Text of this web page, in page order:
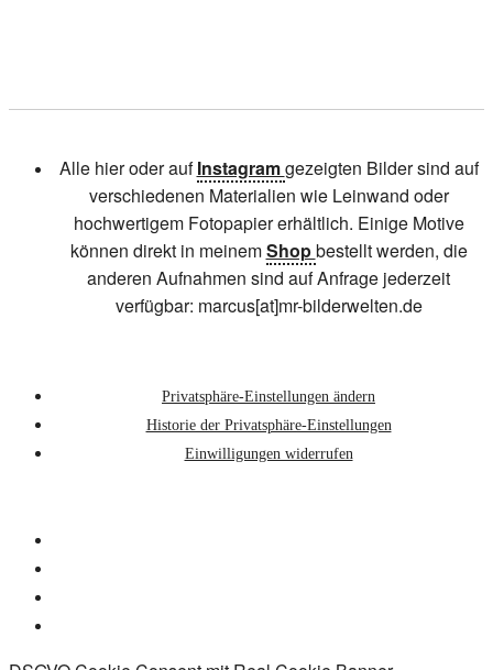
Alle hier oder aufInstagramgezeigten Bilder sind auf
verschiedenen Materialien wie Leinwand oder
hochwertigem Fotopapier erhältlich. Einige Motive
können direkt in meinemShopbestellt werden, die
anderen Aufnahmen sind auf Anfrage jederzeit
verfügbar: marcus[at]mr-bilderwelten.de
Privatsphäre-Einstellungen ändern
Historie der Privatsphäre-Einstellungen
Einwilligungen widerrufen